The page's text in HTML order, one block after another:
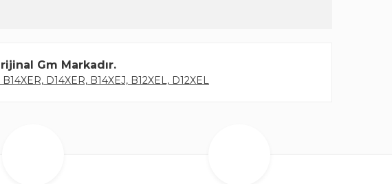
Gm Markadır.
D14XER, B14XEJ, B12XEL, D12XEL